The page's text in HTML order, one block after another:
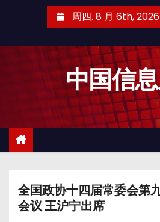
周四. 8 月 6th, 2026
中国信
全国政协十四届常委会第
会议 王沪宁出席